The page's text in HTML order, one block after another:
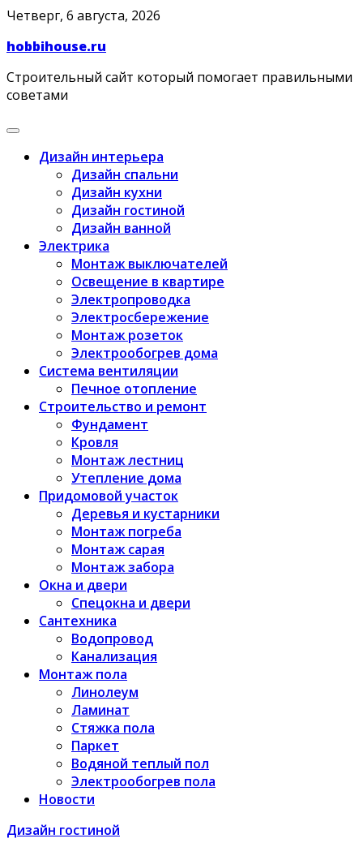
Skip
content
Четверг, 6 августа, 2026
hobbihouse.ru
Строительный сайт который помогает правильными
советами
Дизайн интерьера
Дизайн спальни
Дизайн кухни
Дизайн гостиной
Дизайн ванной
Электрика
Монтаж выключателей
Освещение в квартире
Электропроводка
Электросбережение
Монтаж розеток
Электрообогрев дома
Система вентиляции
Печное отопление
Строительство и ремонт
Фундамент
Кровля
Монтаж лестниц
Утепление дома
Придомовой участок
Деревья и кустарники
Монтаж погреба
Монтаж сарая
Монтаж забора
Окна и двери
Спецокна и двери
Сантехника
Водопровод
Канализация
Монтаж пола
Линолеум
Ламинат
Стяжка пола
Паркет
Водяной теплый пол
Электрообогрев пола
Новости
Дизайн гостиной